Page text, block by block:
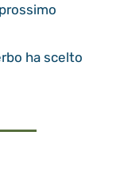
ha scelto